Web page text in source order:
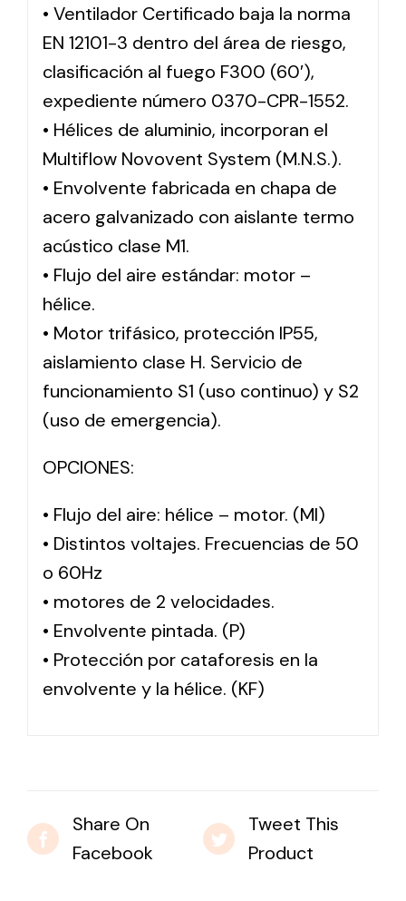
• Ventilador Certificado baja la norma
EN 12101-3 dentro del área de riesgo,
clasificación al fuego F300 (60′),
expediente número 0370-CPR-1552.
• Hélices de aluminio, incorporan el
Multiflow Novovent System (M.N.S.).
• Envolvente fabricada en chapa de
acero galvanizado con aislante termo
acústico clase M1.
• Flujo del aire estándar: motor –
hélice.
• Motor trifásico, protección IP55,
aislamiento clase H. Servicio de
funcionamiento S1 (uso continuo) y S2
(uso de emergencia).
OPCIONES:
• Flujo del aire: hélice – motor. (MI)
• Distintos voltajes. Frecuencias de 50
o 60Hz
• motores de 2 velocidades.
• Envolvente pintada. (P)
• Protección por cataforesis en la
envolvente y la hélice. (KF)
Share On
Facebook
Tweet This
Product